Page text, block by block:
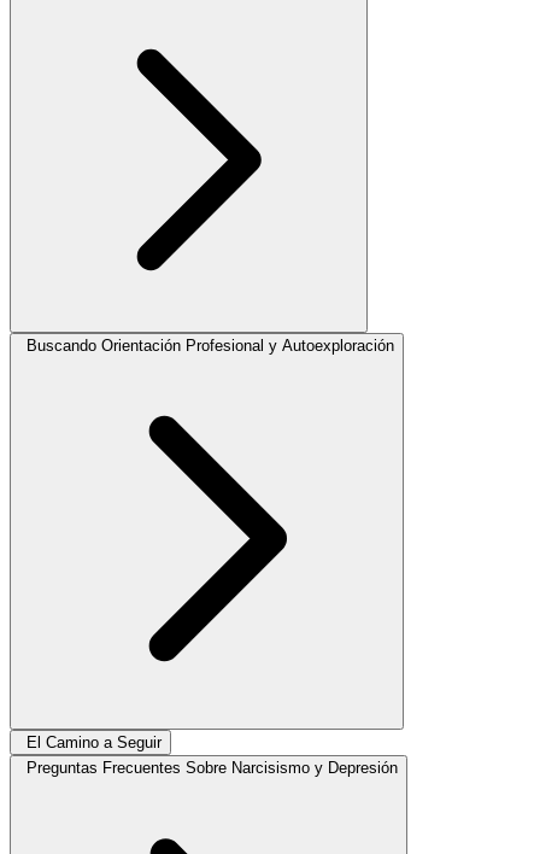
Buscando Orientación Profesional y Autoexploración
El Camino a Seguir
Preguntas Frecuentes Sobre Narcisismo y Depresión